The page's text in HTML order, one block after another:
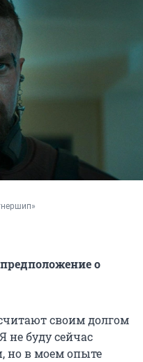
о
своим долгом
не буду сейчас
но в моем опыте